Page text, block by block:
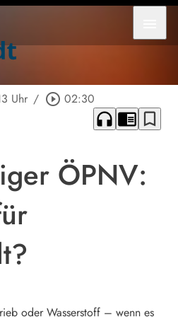
Uhr / play_circle_outline 02:30
headphones chrome_reader_mode bookmark_border
ÖPNV:
oder Wasserstoff – wenn es